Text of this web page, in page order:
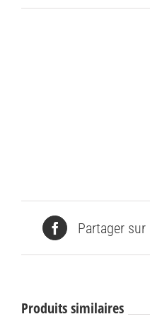
Partager sur
Produits similaires